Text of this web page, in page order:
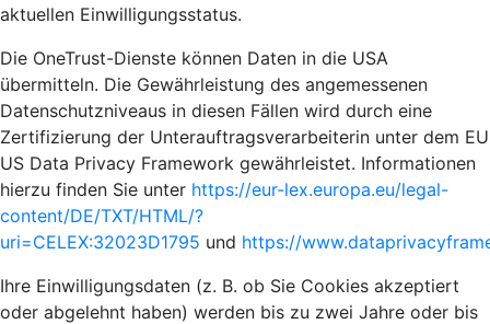
aktuellen Einwilligungsstatus.
Die OneTrust-Dienste können Daten in die USA
übermitteln. Die Gewährleistung des angemessenen
Datenschutzniveaus in diesen Fällen wird durch eine
Zertifizierung der Unterauftragsverarbeiterin unter dem EU
US Data Privacy Framework gewährleistet. Informationen
hierzu finden Sie unter https://eur-lex.europa.eu/legal-
content/DE/TXT/HTML/?
uri=CELEX:32023D1795 und https://
Ihre Einwilligungsdaten (z. B. ob Sie Cookies akzeptiert
oder abgelehnt haben) werden bis zu zwei Jahre oder bis